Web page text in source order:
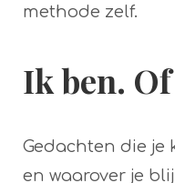
methode zelf.
Ik ben.
Gedachten die je
en waarover je